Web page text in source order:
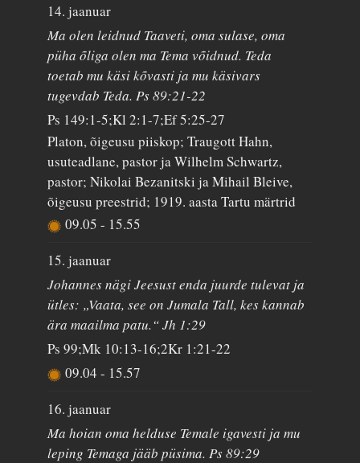
14. jaanuar
Ma olen leidnud Taaveti, oma sulase, oma
püha õliga olen ma Tema võidnud. Teda
toetab mu käsi kõvasti ja mu käsivars
tugevdab Teda. Ps 89:21-22
Ps 149:1-5;Kl 2:1-7;Ef 5:25-27
Platon, õigeusu piiskop; Traugott Hahn,
usuteadlane, pastor ja Wilhelm Schwartz,
pastor; Nikolai Bezanitski ja Mihail Bleive,
õigeusu preestrid; 1919. aasta Tartu märtrid
09.05- 15.55
15. jaanuar
Johannes nägi Jeesust enda juurde tulevat ja
ütles: „Vaata, see on Jumala Tall, kes kannab
ära maailma patu.“ Jh 1:29
Ps 99;Mk 10:13-16;2Kr 1:21-22
09.04- 15.57
16. jaanuar
Ma hoian oma helduse Temale igavesti ja mu
leping Temaga jääb püsima. Ps 89:29